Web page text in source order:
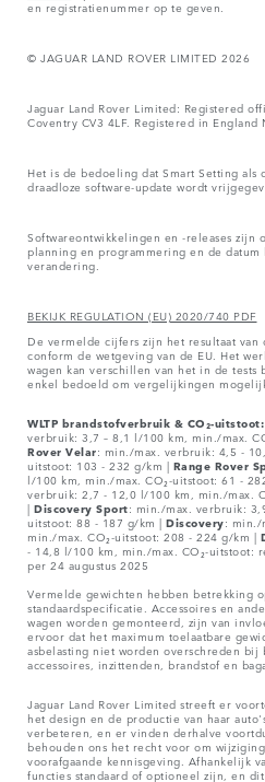
en registratienummer op te geven.
© JAGUAR LAND ROVER LIMITED 2026
Jaguar Land Rover Limited: Registered
Coventry CV3 4LF. Registered in England
Het is de bedoeling dat Smart Setting als
draadloze software-update wordt
Softwareontwikkelingen en -releases zijn
planning en programmering en de datum
verandering.
BEKIJK REGULATION (EU) 2020/740 PDF
De vermelde cijfers zijn het resultaat
conform de wetgeving van de EU. Het
wagen kan verschillen van het in de
enkel bedoeld om vergelijkingen
WLTP brandstofverbruik & CO₂-
verbruik: 3,7 – 8,1 l/100 km, min./max.
Rover Velar: min./max. verbruik: 4,5 -
uitstoot: 103 - 232 g/km | Range Rover
l/100 km, min./max. CO₂-uitstoot: 61 -
verbruik: 2,7 - 12,0 l/100 km, min./max.
| Discovery Sport: min./max. verbruik:
uitstoot: 88 - 187 g/km | Discovery: min./
min./max. CO₂-uitstoot: 208 - 224 g/km |
- 14,8 l/100 km, min./max. CO₂-uitstoot:
per 24 augustus 2025
Vermelde gewichten hebben betrekking
standaardspecificatie. Accessoires en
wagen worden gemonteerd, zijn van
ervoor dat het maximum toelaatbare
asbelasting niet worden overschreden bij
accessoires, inzittenden, brandstof en
Jaguar Land Rover Limited streeft er
het design en de productie van haar
verbeteren, en er vinden derhalve
behouden ons het recht voor om
voorafgaande kennisgeving. Afhankelijk
functies standaard of optioneel zijn, en